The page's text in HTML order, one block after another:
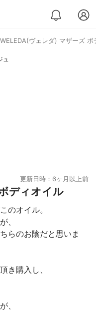
WELEDA(ヴェレダ) マザーズ ボ
ュ
更新日時：6ヶ月以上前
ディオイル
のオイル。
、
らのお陰だと思いま
き購入し、
、